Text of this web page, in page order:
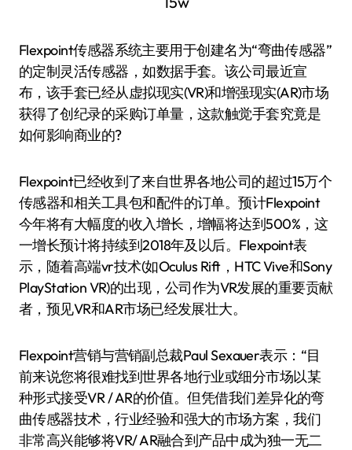
Flexpoint传感器系统主要用于创建名为“弯曲传感器”
的定制灵活传感器，如数据手套。该公司最近宣
布，该手套已经从虚拟现实(VR)和增强现实(AR)市场
获得了创纪录的采购订单量，这款触觉手套究竟是
如何影响商业的?
Flexpoint已经收到了来自世界各地公司的超过15万个
传感器和相关工具包和配件的订单。预计Flexpoint
今年将有大幅度的收入增长，增幅将达到500%，这
一增长预计将持续到2018年及以后。Flexpoint表
示，随着高端vr技术(如Oculus Rift，HTC Vive和Sony
PlayStation VR)的出现，公司作为VR发展的重要贡献
者，预见VR和AR市场已经发展壮大。
Flexpoint营销与营销副总裁Paul Sexauer表示：“目
前来说您将很难找到世界各地行业或细分市场以某
种形式接受VR / AR的价值。但凭借我们差异化的弯
曲传感器技术，行业经验和强大的市场方案，我们
非常高兴能够将VR/ AR融合到产品中成为独一无二